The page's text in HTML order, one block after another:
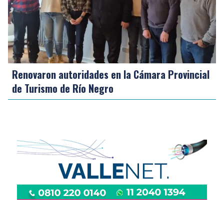
Renovaron autoridades en la Cámara Provincial
de Turismo de Río Negro